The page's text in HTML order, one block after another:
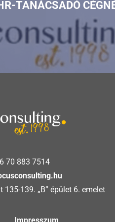
TANÁCSADÓ
70 883 7514
135-139. „B” épület 6. emelet